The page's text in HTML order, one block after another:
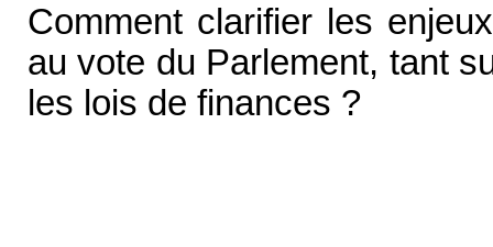
Comment clarifier les
au vote du Parlement, tant
les lois de finances ?